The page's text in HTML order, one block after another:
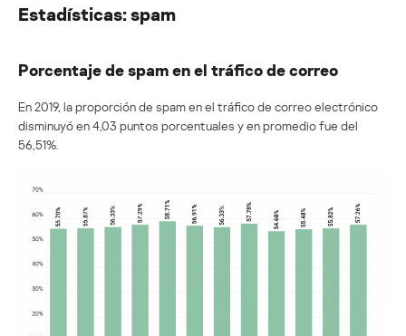
Estadísticas: spam
Porcentaje de spam en el tráfico de correo
En 2019, la proporción de spam en el tráfico de correo electrónico
disminuyó en 4,03 puntos porcentuales y en promedio fue del
56,51%.